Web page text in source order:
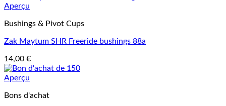
Aperçu
Bushings & Pivot Cups
Zak Maytum SHR Freeride bushings 88a
14,00 €
Aperçu
Bons d'achat